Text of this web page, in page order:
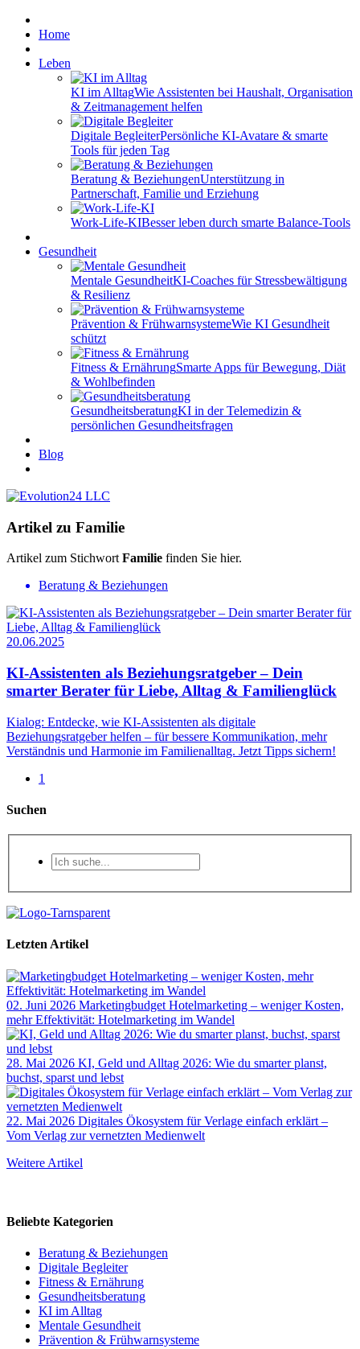
Home
Leben
KI im AlltagWie Assistenten bei Haushalt, Organisation
& Zeitmanagement helfen
Digitale BegleiterPersönliche KI-Avatare & smarte
Tools für jeden Tag
Beratung & BeziehungenUnterstützung in
Partnerschaft, Familie und Erziehung
Work-Life-KIBesser leben durch smarte Balance-Tools
Gesundheit
Mentale GesundheitKI-Coaches für Stressbewältigung
& Resilienz
Prävention & FrühwarnsystemeWie KI Gesundheit
schützt
Fitness & ErnährungSmarte Apps für Bewegung, Diät
& Wohlbefinden
GesundheitsberatungKI in der Telemedizin &
persönlichen Gesundheitsfragen
Blog
Artikel zu Familie
Artikel zum StichwortFamilie finden Sie hier.
Beratung & Beziehungen
20.06.2025
KI-Assistenten als Beziehungsratgeber – Dein
smarter Berater für Liebe, Alltag & Familienglück
Kialog: Entdecke, wie KI-Assistenten als digitale
Beziehungsratgeber helfen – für bessere Kommunikation, mehr
Verständnis und Harmonie im Familienalltag. Jetzt Tipps sichern!
1
Suchen
Letzten Artikel
02. Juni 2026 Marketingbudget Hotelmarketing – weniger Kosten,
mehr Effektivität: Hotelmarketing im Wandel
28. Mai 2026 KI, Geld und Alltag 2026: Wie du smarter planst,
buchst, sparst und lebst
22. Mai 2026 Digitales Ökosystem für Verlage einfach erklärt –
Vom Verlag zur vernetzten Medienwelt
Weitere Artikel
Beliebte Kategorien
Beratung & Beziehungen
Digitale Begleiter
Fitness & Ernährung
Gesundheitsberatung
KI im Alltag
Mentale Gesundheit
Prävention & Frühwarnsysteme